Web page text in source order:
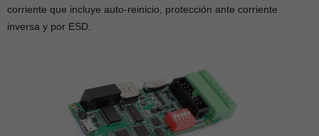
corriente que incluye auto-reinicio, protección ante corriente
inversa y por ESD.